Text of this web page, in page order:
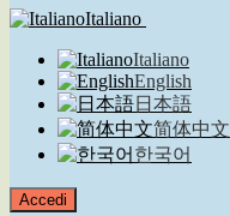
Italiano
Italiano
English
日本語
简体中文
한국어
Accedi